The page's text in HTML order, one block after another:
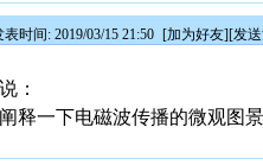
表时间: 2019/03/15 21:50 [加为好友][发
：
释一下电磁波传播的微观图景